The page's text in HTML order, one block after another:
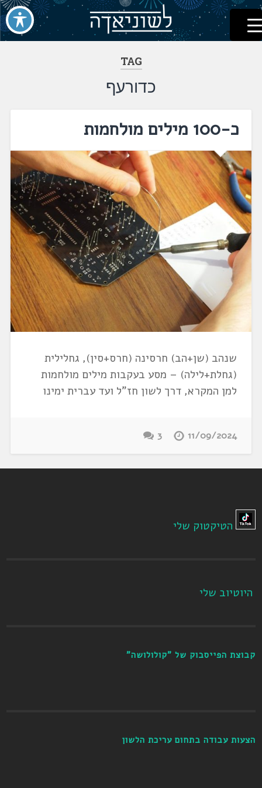
דלג
לתוכן
לשוניאדה
עברית. לשון. שפה
TAG
כדורעף
כ-100 מילים מולחמות
שנהב (שן+הב) חרסינה (חרס+סין), גחלילית
(גחלת+לילה) – מסע בעקבות מילים מולחמות
למן המקרא, דרך לשון חז"ל ועד עברית ימינו
11/09/2024
3
הטיקטוק שלי
היוטיוב שלי
קבוצת הפייסבוק של "קולולושה"
הצעות עבודה בתחום עריכת הלשון